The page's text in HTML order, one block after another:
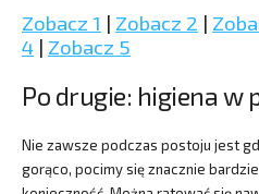
Zobacz 1 | Zobacz 2 |
4 | Zobacz 5
Po drugie: higiena w
Nie zawsze podczas postoju jest
gorąco, pocimy się znacznie